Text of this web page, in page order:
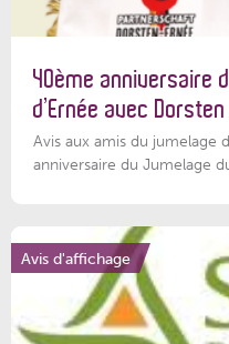
40ème anniversaire
d’Ernée avec Dorsten
Avis aux amis du jumelage
anniversaire du Jumelage du
Avis d'affichage